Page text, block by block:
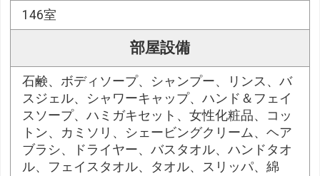
146室
部屋設備
石鹸、ボディソープ、シャンプー、リンス、バ
スジェル、シャワーキャップ、ハンド＆フェイ
スソープ、ハミガキセット、女性化粧品、コッ
トン、カミソリ、シェービングクリーム、ヘア
ブラシ、ドライヤー、バスタオル、ハンドタオ
ル、フェイスタオル、タオル、スリッパ、綿